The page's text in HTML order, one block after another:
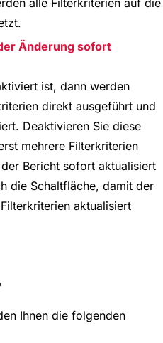
alle Filterkriterien auf die
Änderung sofort
ist, dann werden
direkt ausgeführt und
Deaktivieren Sie diese
mehrere Filterkriterien
Bericht sofort aktualisiert
die Schaltfläche, damit der
aktualisiert
Ihnen die folgenden